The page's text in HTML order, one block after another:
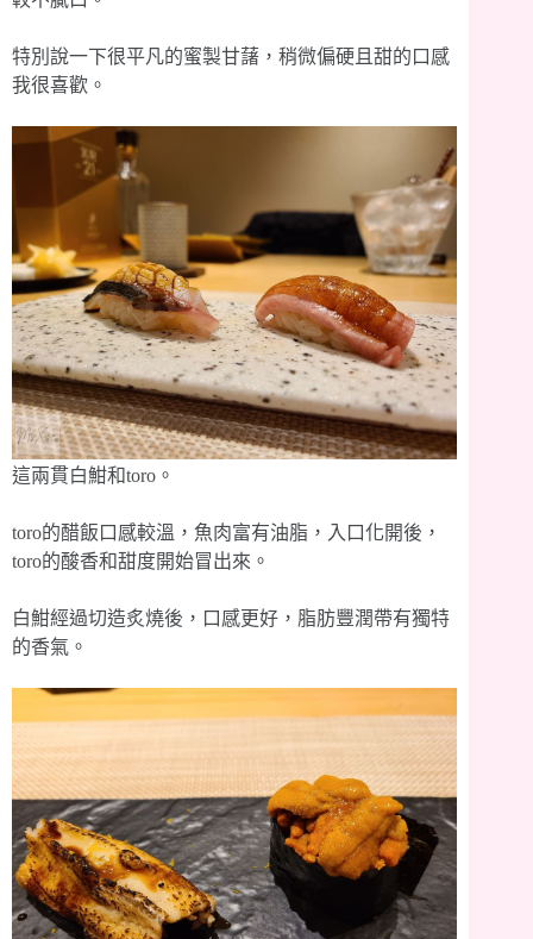
特別說一下很平凡的蜜製甘藷，稍微偏硬且甜的口感
我很喜歡。
這兩貫白魽和toro。
toro的醋飯口感較溫，魚肉富有油脂，入口化開後，
toro的酸香和甜度開始冒出來。
白魽經過切造炙燒後，口感更好，脂肪豐潤帶有獨特
的香氣。